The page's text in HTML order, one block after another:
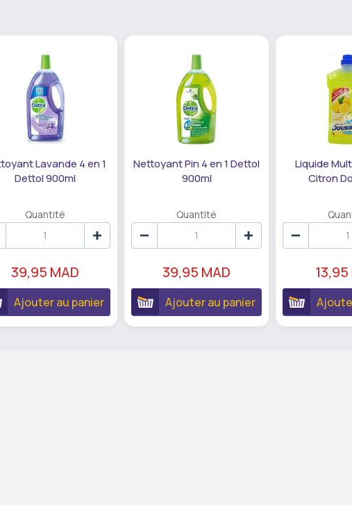
Lavande 4 en 1
Dettol 900ml
Quantité
39,95 MAD
Ajouter au panier
Nettoyant Pin 4 en 1 Dettol
900ml
Quantité
39,95 MAD
Ajouter au panier
Liquide
Citron
13,95